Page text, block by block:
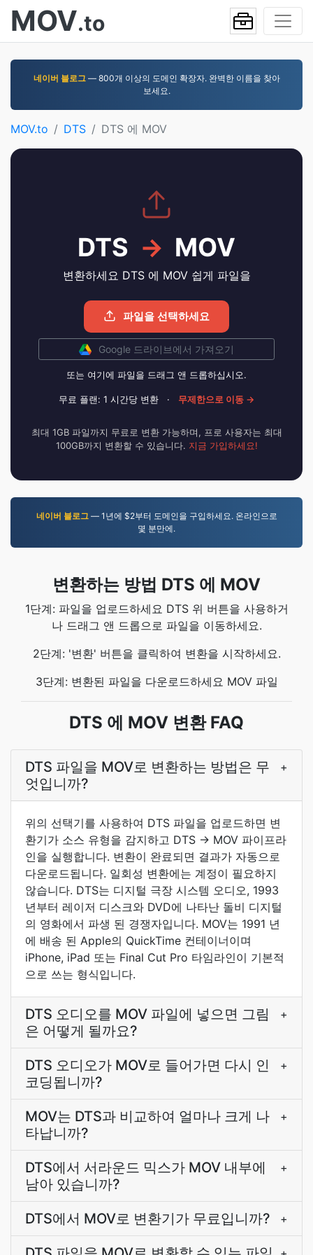
MOV.to
네이버 블로그— 800개 이상의 도메인 확장자. 완벽한 이름을 찾아
보세요.
MOV.to DTS DTS 에 MOV
DTS → MOV
변환하세요 DTS 에 MOV 쉽게 파일을
파일을 선택하세요
Google 드라이브에서 가져오기
또는 여기에 파일을 드래그 앤 드롭하십시오.
무료 플랜: 1 시간당 변환 · 무제한으로 이동 →
최대 1GB 파일까지 무료로 변환 가능하며, 프로 사용자는 최대
100GB까지 변환할 수 있습니다. 지금 가입하세요!
네이버 블로그— 1년에 $2부터 도메인을 구입하세요. 온라인으로
몇 분만에.
변환하는 방법 DTS 에 MOV
1단계: 파일을 업로드하세요 DTS 위 버튼을 사용하거
나 드래그 앤 드롭으로 파일을 이동하세요.
2단계: '변환' 버튼을 클릭하여 변환을 시작하세요.
3단계: 변환된 파일을 다운로드하세요 MOV 파일
DTS 에 MOV 변환 FAQ
DTS 파일을 MOV로 변환하는 방법은 무
엇입니까?
+
위의 선택기를 사용하여 DTS 파일을 업로드하면 변
환기가 소스 유형을 감지하고 DTS → MOV 파이프라
인을 실행합니다. 변환이 완료되면 결과가 자동으로
다운로드됩니다. 일회성 변환에는 계정이 필요하지
않습니다. DTS는 디지털 극장 시스템 오디오, 1993
년부터 레이저 디스크와 DVD에 나타난 돌비 디지털
의 영화에서 파생 된 경쟁자입니다. MOV는 1991 년
에 배송 된 Apple의 QuickTime 컨테이너이며
iPhone, iPad 또는 Final Cut Pro 타임라인이 기본적
으로 쓰는 형식입니다.
DTS 오디오를 MOV 파일에 넣으면 그림
은 어떻게 될까요?
+
DTS 오디오가 MOV로 들어가면 다시 인
코딩됩니까?
+
MOV는 DTS과 비교하여 얼마나 크게 나
타납니까?
+
DTS에서 서라운드 믹스가 MOV 내부에
남아 있습니까?
+
DTS에서 MOV로 변환기가 무료입니까? +